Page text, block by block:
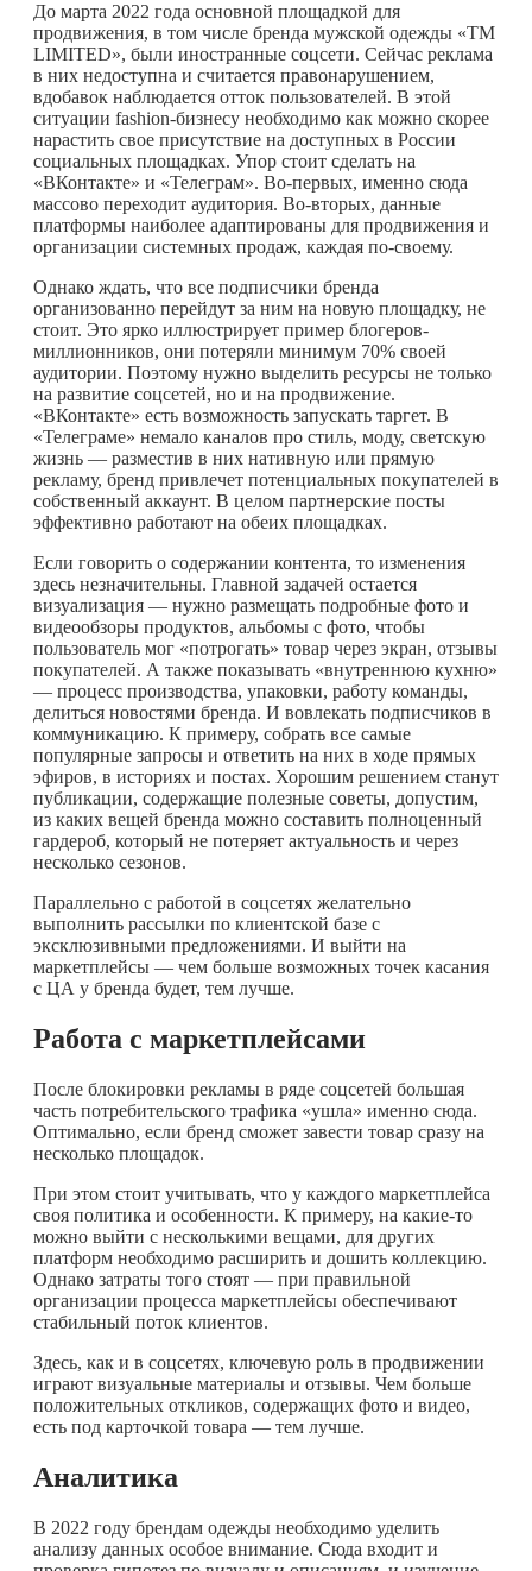
До марта 2022 года основной площадкой для
продвижения, в том числе бренда мужской одежды «TM
LIMITED», были иностранные соцсети. Сейчас реклама
в них недоступна и считается правонарушением,
вдобавок наблюдается отток пользователей. В этой
ситуации fashion-бизнесу необходимо как можно скорее
нарастить свое присутствие на доступных в России
социальных площадках. Упор стоит сделать на
«ВКонтакте» и «Телеграм». Во-первых, именно сюда
массово переходит аудитория. Во-вторых, данные
платформы наиболее адаптированы для продвижения и
организации системных продаж, каждая по-своему.
Однако ждать, что все подписчики бренда
организованно перейдут за ним на новую площадку, не
стоит. Это ярко иллюстрирует пример блогеров-
миллионников, они потеряли минимум 70% своей
аудитории. Поэтому нужно выделить ресурсы не только
на развитие соцсетей, но и на продвижение.
«ВКонтакте» есть возможность запускать таргет. В
«Телеграме» немало каналов про стиль, моду, светскую
жизнь — разместив в них нативную или прямую
рекламу, бренд привлечет потенциальных покупателей в
собственный аккаунт. В целом партнерские посты
эффективно работают на обеих площадках.
Если говорить о содержании контента, то изменения
здесь незначительны. Главной задачей остается
визуализация — нужно размещать подробные фото и
видеообзоры продуктов, альбомы с фото, чтобы
пользователь мог «потрогать» товар через экран, отзывы
покупателей. А также показывать «внутреннюю кухню»
— процесс производства, упаковки, работу команды,
делиться новостями бренда. И вовлекать подписчиков в
коммуникацию. К примеру, собрать все самые
популярные запросы и ответить на них в ходе прямых
эфиров, в историях и постах. Хорошим решением станут
публикации, содержащие полезные советы, допустим,
из каких вещей бренда можно составить полноценный
гардероб, который не потеряет актуальность и через
несколько сезонов.
Параллельно с работой в соцсетях желательно
выполнить рассылки по клиентской базе с
эксклюзивными предложениями. И выйти на
маркетплейсы — чем больше возможных точек касания
с ЦА у бренда будет, тем лучше.
Работа с маркетплейсами
После блокировки рекламы в ряде соцсетей большая
часть потребительского трафика «ушла» именно сюда.
Оптимально, если бренд сможет завести товар сразу на
несколько площадок.
При этом стоит учитывать, что у каждого маркетплейса
своя политика и особенности. К примеру, на какие-то
можно выйти с несколькими вещами, для других
платформ необходимо расширить и дошить коллекцию.
Однако затраты того стоят — при правильной
организации процесса маркетплейсы обеспечивают
стабильный поток клиентов.
Здесь, как и в соцсетях, ключевую роль в продвижении
играют визуальные материалы и отзывы. Чем больше
положительных откликов, содержащих фото и видео,
есть под карточкой товара — тем лучше.
Аналитика
В 2022 году брендам одежды необходимо уделить
анализу данных особое внимание. Сюда входит и